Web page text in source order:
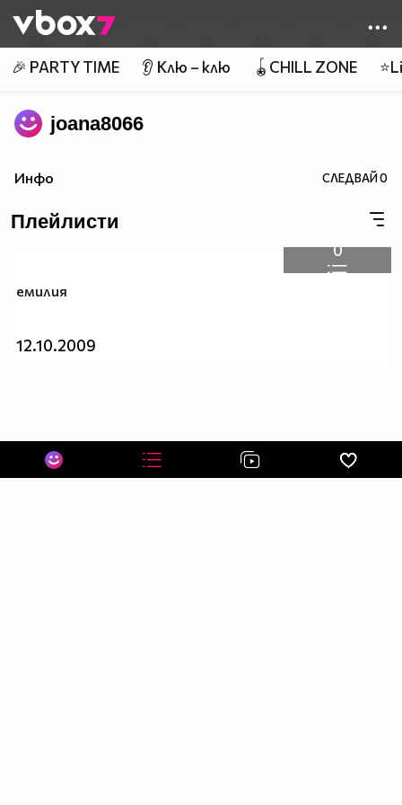
👾
🎉 PARTY TIME 👂 Клю – клю 🪀CHILL ZONE
joana8066
Инфо СЛЕДВАЙ0
Плейлисти
0
емилия
12.10.2009